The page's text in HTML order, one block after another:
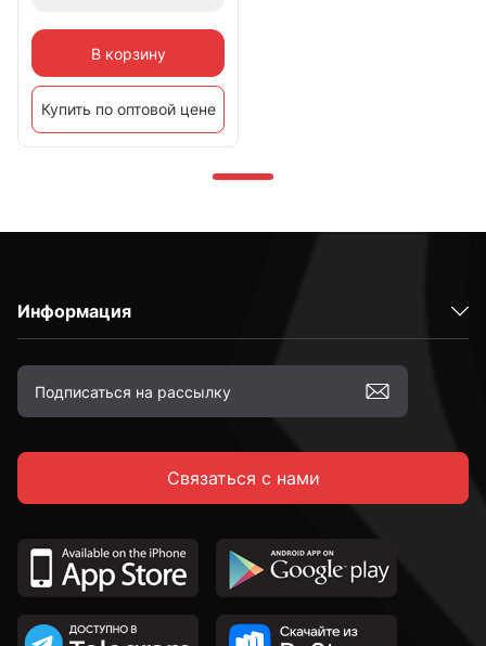
В корзину
Купить по оптовой цене
Информация
Связаться с нами